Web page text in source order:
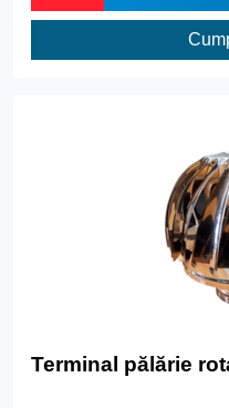
Terminal pălărie